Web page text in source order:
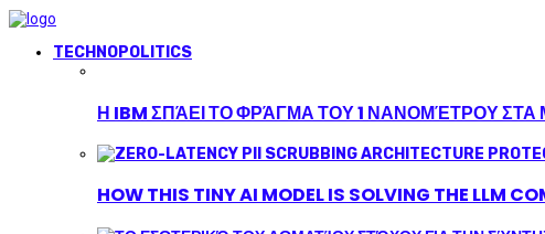
TECHNOPOLITICS
Η IBM ΣΠΆΕΙ ΤΟ ΦΡΆΓΜΑ ΤΟΥ 1 ΝΑΝΟΜΈΤΡΟΥ ΣΤΑ
HOW THIS TINY AI MODEL IS SOLVING THE LLM